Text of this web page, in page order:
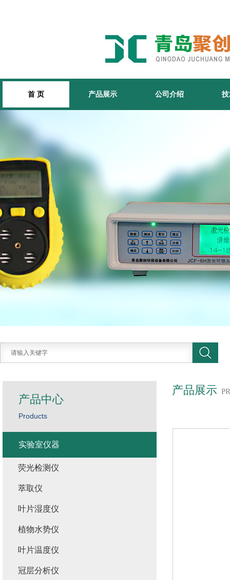
首 页 产品展示 公司介绍
产品展示
产品中心
Products
实验室仪器
荧光检测仪
萃取仪
叶片湿度仪
植物水势仪
叶片温度仪
冠层分析仪